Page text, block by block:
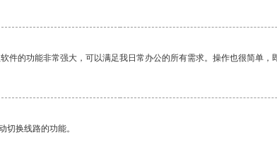
的功能非常强大，可以满足我日常办公的所有需求。操作也很简单，
切换线路的功能。